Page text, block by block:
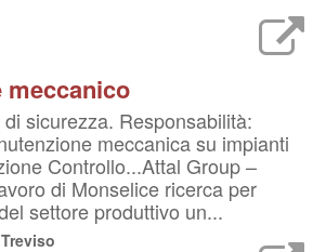
meccanico
sicurezza. Responsabilità:
meccanica su impianti
Controllo...Attal Group –
di Monselice ricerca per
settore produttivo un...